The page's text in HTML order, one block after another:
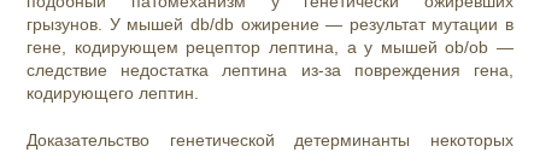
грызунов. У мышей db/db ожирение — результат мутации в
гене, кодирующем рецептор лептина, а у мышей ob/ob —
следствие недостатка лептина из-за повреждения гена,
кодирующего лептин.
Доказательство генетической детерминанты некоторых